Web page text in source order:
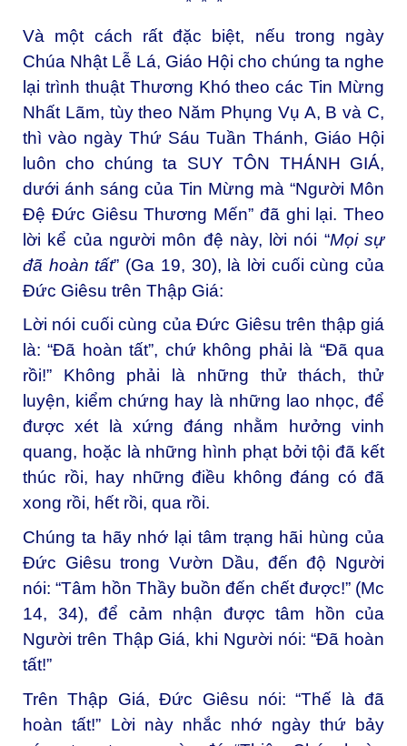
Và một cách rất đặc biệt, nếu trong ngày
Chúa Nhật Lễ Lá, Giáo Hội cho chúng ta nghe
lại trình thuật Thương Khó theo các Tin Mừng
Nhất Lãm, tùy theo Năm Phụng Vụ A, B và C,
thì vào ngày Thứ Sáu Tuần Thánh, Giáo Hội
luôn cho chúng ta SUY TÔN THÁNH GIÁ,
dưới ánh sáng của Tin Mừng mà “Người Môn
Đệ Đức Giêsu Thương Mến” đã ghi lại. Theo
lời kể của người môn đệ này, lời nói “Mọi sự
đã hoàn tất” (Ga 19, 30), là lời cuối cùng của
Đức Giêsu trên Thập Giá:
Lời nói cuối cùng của Đức Giêsu trên thập giá
là: “Đã hoàn tất”, chứ không phải là “Đã qua
rồi!” Không phải là những thử thách, thử
luyện, kiểm chứng hay là những lao nhọc, để
được xét là xứng đáng nhằm hưởng vinh
quang, hoặc là những hình phạt bởi tội đã kết
thúc rồi, hay những điều không đáng có đã
xong rồi, hết rồi, qua rồi.
Chúng ta hãy nhớ lại tâm trạng hãi hùng của
Đức Giêsu trong Vườn Dầu, đến độ Người
nói: “Tâm hồn Thầy buồn đến chết được!” (Mc
14, 34), để cảm nhận được tâm hồn của
Người trên Thập Giá, khi Người nói: “Đã hoàn
tất!”
Trên Thập Giá, Đức Giêsu nói: “Thế là đã
hoàn tất!” Lời này nhắc nhớ ngày thứ bảy